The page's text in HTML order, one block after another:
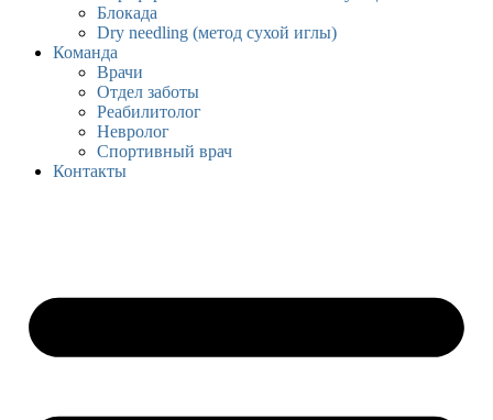
Блокада
Dry needling (метод сухой иглы)
Команда
Врачи
Отдел заботы
Реабилитолог
Невролог
Спортивный врач
Контакты